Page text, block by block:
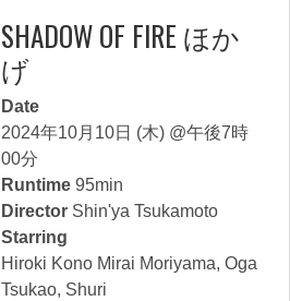
SHADOW OF FIRE ほか
げ
Date
2024年10月10日 (木) @午後7時
00分
Runtime 95min
Director Shin'ya Tsukamoto
Starring
Hiroki Kono Mirai Moriyama, Oga
Tsukao, Shuri